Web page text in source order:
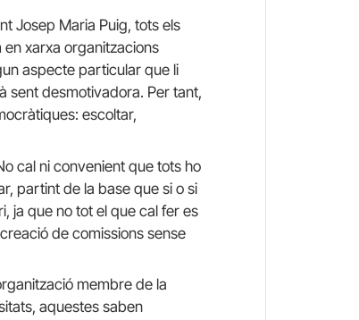
Josep Maria Puig, tots els
xarxa organitzacions
aspecte particular que li
sent desmotivadora. Per tant,
escoltar,
cal ni convenient que tots ho
partint de la base que si o si
ja que no tot el que cal fer es
de comissions sense
membre de la
aquestes saben